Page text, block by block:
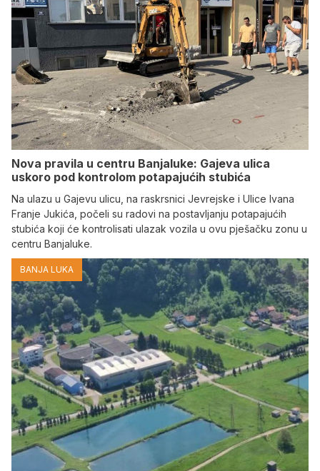
Nova pravila u centru Banjaluke: Gajeva ulica
uskoro pod kontrolom potapajućih stubića
Na ulazu u Gajevu ulicu, na raskrsnici Jevrejske i Ulice Ivana
Franje Jukića, počeli su radovi na postavljanju potapajućih
stubića koji će kontrolisati ulazak vozila u ovu pješačku zonu u
centru Banjaluke.
BANJA LUKA